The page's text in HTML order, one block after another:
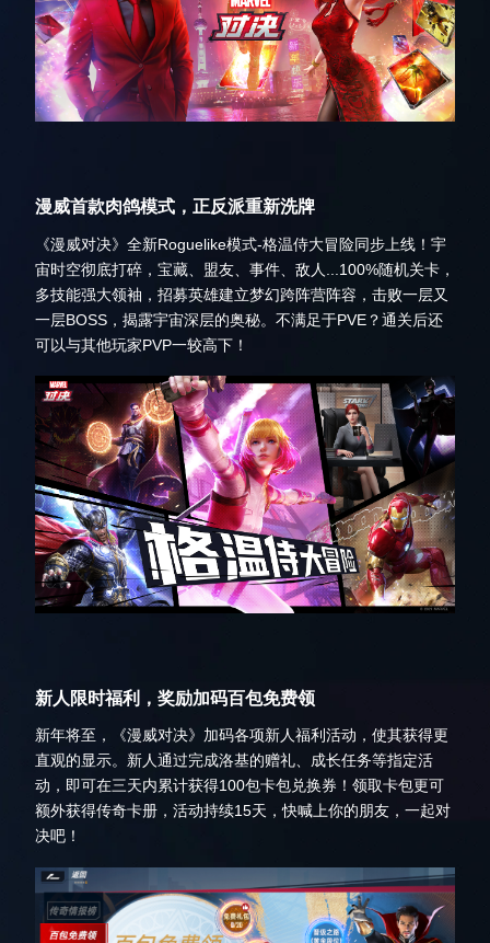
漫威首款肉鸽模式，正反派重新洗牌
《漫威对决》全新Roguelike模式-格温侍大冒险同步上线！宇
宙时空彻底打碎，宝藏、盟友、事件、敌人...100%随机关卡，
多技能强大领袖，招募英雄建立梦幻跨阵营阵容，击败一层又
一层BOSS，揭露宇宙深层的奥秘。不满足于PVE？通关后还
可以与其他玩家PVP一较高下！
新人限时福利，奖励加码百包免费领
新年将至，《漫威对决》加码各项新人福利活动，使其获得更
直观的显示。新人通过完成洛基的赠礼、成长任务等指定活
动，即可在三天内累计获得100包卡包兑换券！领取卡包更可
额外获得传奇卡册，活动持续15天，快喊上你的朋友，一起对
决吧！